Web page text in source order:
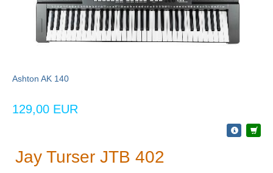
Ashton AK 140
129,00 EUR
Jay Turser JTB 402